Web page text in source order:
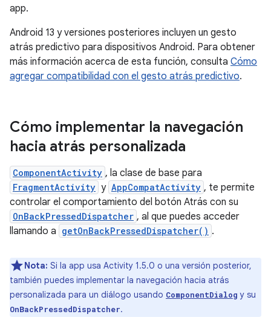
app.
Android 13 y versiones posteriores incluyen un gesto
atrás predictivo para dispositivos Android. Para obtener
más información acerca de esta función, consulta Cómo
agregar compatibilidad con el gesto atrás predictivo.
Cómo implementar la navegación
hacia atrás personalizada
ComponentActivity , la clase de base para
FragmentActivity y AppCompatActivity , te permite
controlar el comportamiento del botón Atrás con su
OnBackPressedDispatcher , al que puedes acceder
llamando a getOnBackPressedDispatcher() .
Nota: Si la app usa Activity 1.5.0 o una versión posterior,
también puedes implementar la navegación hacia atrás
personalizada para un diálogo usando ComponentDialog y su
OnBackPressedDispatcher.